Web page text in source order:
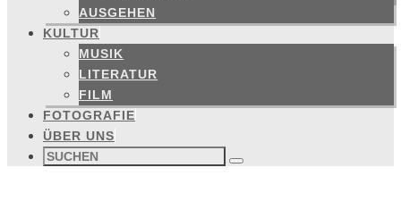
AUSGEHEN
KULTUR
MUSIK
LITERATUR
FILM
FOTOGRAFIE
ÜBER UNS
Suchen
nach: Suchen